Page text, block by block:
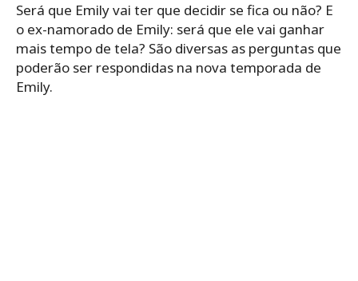
Será que Emily vai ter que decidir se fica ou não? E
o ex-namorado de Emily: será que ele vai ganhar
mais tempo de tela? São diversas as perguntas que
poderão ser respondidas na nova temporada de
Emily.